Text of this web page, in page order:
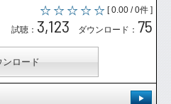
[ 0.00 / 0件 ]
試聴： 3,123 ダウンロード： 75
ンロード